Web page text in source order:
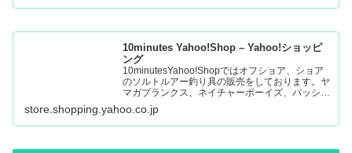
10minutes Yahoo!Shop – Yahoo!ショッピ
ング
10minutesYahoo!Shopではオフショア、ショア
のソルトルアー釣り具の販売をしております。ヤ
マガブランクス、ネイチャーボーイズ、パッショ
ンズ、マシオなど:10minutes Yahoo!Shop – 通販
– LINEアカウント…
store.shopping.yahoo.co.jp